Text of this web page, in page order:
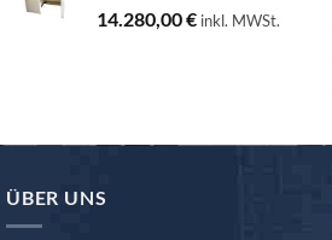
14.280,00€ inkl. MWSt.
ÜBER UNS